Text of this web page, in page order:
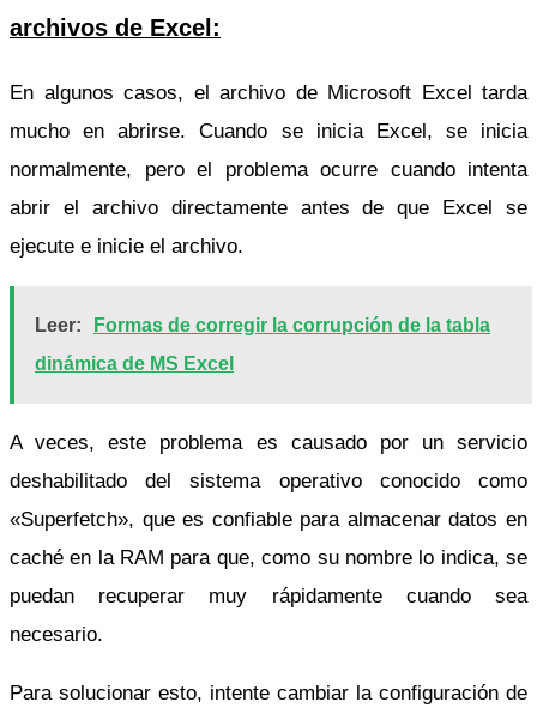
archivos de Excel:
En algunos casos, el archivo de Microsoft Excel tarda
mucho en abrirse. Cuando se inicia Excel, se inicia
normalmente, pero el problema ocurre cuando intenta
abrir el archivo directamente antes de que Excel se
ejecute e inicie el archivo.
Leer:
Formas de corregir la corrupción de la tabla
dinámica de MS Excel
A veces, este problema es causado por un servicio
deshabilitado del sistema operativo conocido como
«Superfetch», que es confiable para almacenar datos en
caché en la RAM para que, como su nombre lo indica, se
puedan recuperar muy rápidamente cuando sea
necesario.
Para solucionar esto, intente cambiar la configuración de